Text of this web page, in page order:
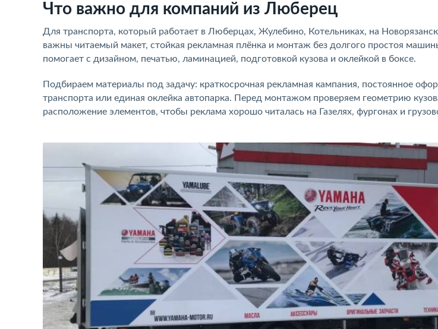
Что важно для компаний из Люберец
Для транспорта, который работает в Люберцах, Жулебино, Котельниках, на
важны читаемый макет, стойкая рекламная плёнка и монтаж без долгого простоя
помогает с дизайном, печатью, ламинацией, подготовкой кузова и оклейкой в боксе.
Подбираем материалы под задачу: краткосрочная рекламная кампания, постоянное
транспорта или единая оклейка автопарка. Перед монтажом проверяем геометрию
расположение элементов, чтобы реклама хорошо читалась на Газелях, фургонах и